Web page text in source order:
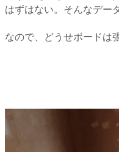
はずはない。そんなデー
なので、どうせボードは